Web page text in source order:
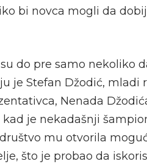
bi novca mogli da
do pre samo nekoliko
je Stefan Džodić, mladi
Nenada
je nekadašnji
mu otvorila
što je probao da